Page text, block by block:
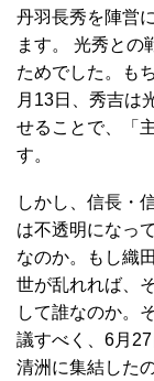
丹羽長秀を陣営
ます。 光秀との
ためでした。も
月13日、秀吉は
せることで、「
す。
しかし、信長・
は不透明になっ
なのか。もし織
世が乱れれば、
して誰なのか。
議すべく、6月
清洲に集結した